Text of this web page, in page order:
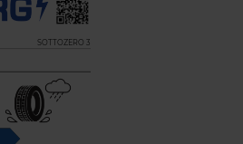
SOTTOZERO 3